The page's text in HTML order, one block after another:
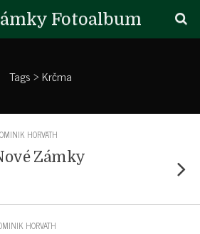
Fotoalbum
Tags › Krčma
HORVATH
Zámky
HORVATH